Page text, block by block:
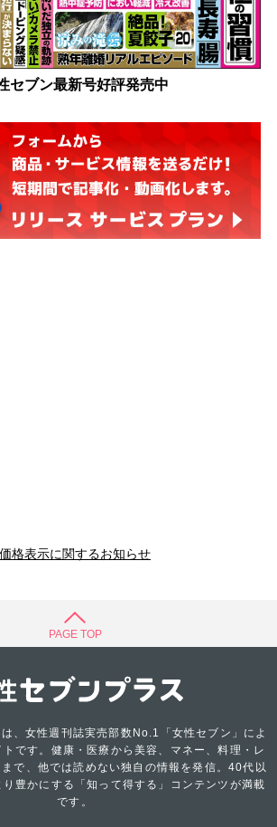
セブン最新号好評発売中
価格表示に関するお知らせ
PAGE TOP
は、女性週刊誌実売部数No.1「女性セブン」によ
です。健康・医療から美容、マネー、料理・レ
で、他では読めない独自の情報を発信。40代以
豊かにする「知って得する」コンテンツが満載
です。